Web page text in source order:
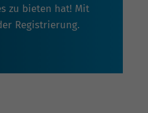
zu bieten hat! Mit
Registrierung.